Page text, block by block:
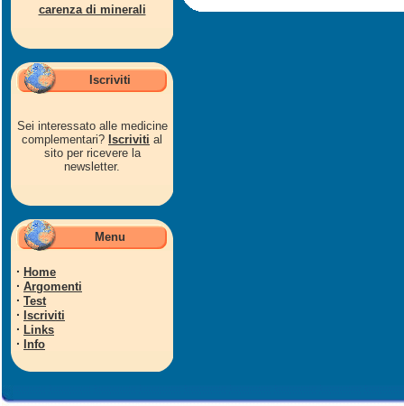
carenza di minerali
Iscriviti
Sei interessato alle medicine
complementari? Iscriviti al
sito per ricevere la
newsletter.
Menu
· Home
· Argomenti
· Test
· Iscriviti
· Links
· Info